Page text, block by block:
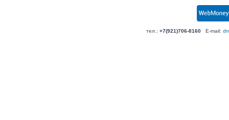
тел.: +7(921)706-8160E-mail: